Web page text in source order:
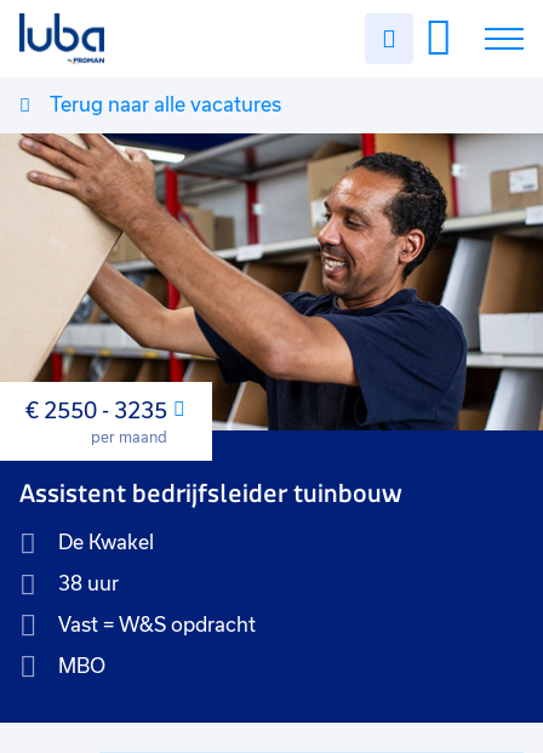
Uren
Vacatures
Over ons
Voor werkgevers
Contact
Terug naar alle vacatures
Maand
€ 2550 - 3235
per maand
Assistent bedrijfsleider tuinbouw
De Kwakel
38 uur
Vast = W&S opdracht
MBO